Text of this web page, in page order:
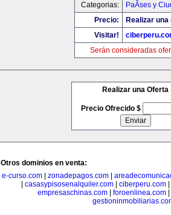
Categorias:
PaÃ­ses y
Precio:
Realizar
Visitar!
Serán consideradas
Realizar una Oferta
Precio Ofrecido $
Otros dominios en venta:
e-curso.com| zonadepagos.com|
casasypisosenalquiler.com ciberperu.com
empresaschinas.com| foroenlinea.com|